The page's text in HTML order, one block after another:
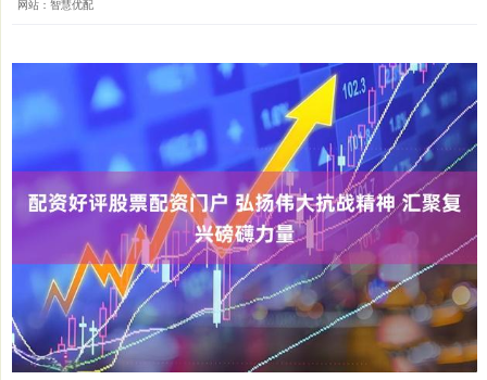
网站：智慧优配